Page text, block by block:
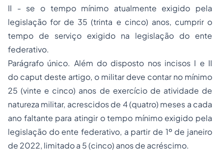
II - se o tempo mínimo atualmente exigido pela
legislação for de 35 (trinta e cinco) anos, cumprir o
tempo de serviço exigido na legislação do ente
federativo.
Parágrafo único. Além do disposto nos incisos I e II
do caput deste artigo, o militar deve contar no mínimo
25 (vinte e cinco) anos de exercício de atividade de
natureza militar, acrescidos de 4 (quatro) meses a cada
ano faltante para atingir o tempo mínimo exigido pela
legislação do ente federativo, a partir de 1º de janeiro
de 2022, limitado a 5 (cinco) anos de acréscimo.